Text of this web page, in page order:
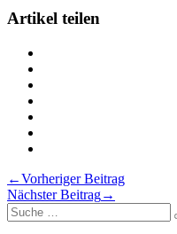
Artikel teilen
Email
Beitragsnavigation
←Vorheriger Beitrag
Nächster Beitrag→
Suche
nach: